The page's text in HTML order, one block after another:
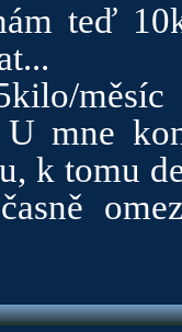
teď
mne
k tomu